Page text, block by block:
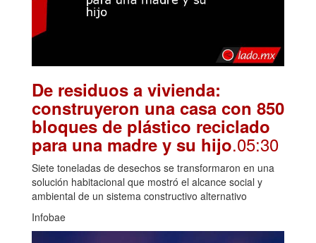
De residuos a vivienda:
construyeron una casa con 850
bloques de plástico reciclado
para una madre y su hijo.05:30
Siete toneladas de desechos se transformaron en una
solución habitacional que mostró el alcance social y
ambiental de un sistema constructivo alternativo
Infobae